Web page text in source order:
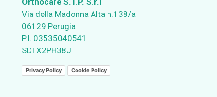
Orthocare S.T.P. S.r.l
Via della Madonna Alta n.138/a
06129 Perugia
P.I. 03535040541
SDI X2PH38J
Privacy Policy Cookie Policy